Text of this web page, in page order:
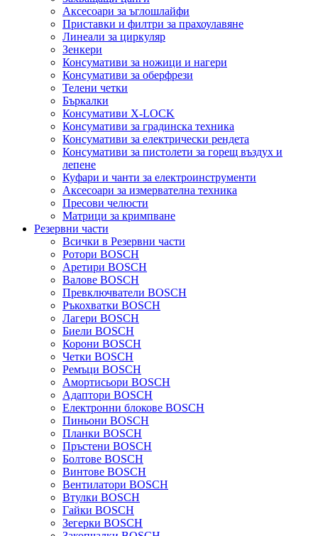
Аксесоари за ъглошлайфи
Приставки и филтри за прахоулавяне
Линеали за циркуляр
Зенкери
Консумативи за ножици и нагери
Консумативи за оберфрези
Телени четки
Бъркалки
Консумативи X-LOCK
Консумативи за градинска техника
Консумативи за електрически рендета
Консумативи за пистолети за горещ въздух и
лепене
Куфари и чанти за електроинструменти
Аксесоари за измервателна техника
Пресови челюсти
Матрици за кримпване
Резервни части
Всички в Резервни части
Ротори BOSCH
Аретири BOSCH
Валове BOSCH
Превключватели BOSCH
Ръкохватки BOSCH
Лагери BOSCH
Биели BOSCH
Корони BOSCH
Четки BOSCH
Ремъци BOSCH
Амортисьори BOSCH
Адаптори BOSCH
Електронни блокове BOSCH
Пиньони BOSCH
Планки BOSCH
Пръстени BOSCH
Болтове BOSCH
Винтове BOSCH
Вентилатори BOSCH
Втулки BOSCH
Гайки BOSCH
Зегерки BOSCH